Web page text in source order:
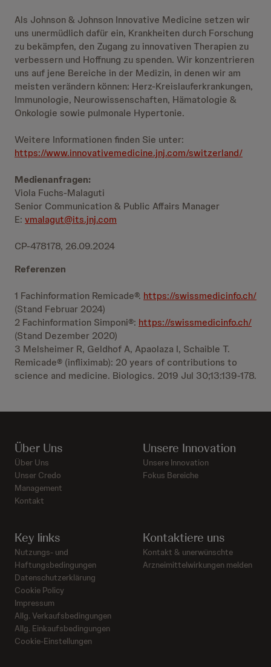
Als Johnson & Johnson Innovative Medicine setzen wir
uns unermüdlich dafür ein, Krankheiten durch Forschung
zu bekämpfen, den Zugang zu innovativen Therapien zu
verbessern und Hoffnung zu spenden. Wir konzentrieren
uns auf jene Bereiche in der Medizin, in denen wir am
meisten verändern können: Herz-Kreislauferkrankungen,
Immunologie, Neurowissenschaften, Hämatologie &
Onkologie sowie pulmonale Hypertonie.
Weitere Informationen finden Sie unter:
https://www.innovativemedicine.jnj.com/switzerland/
Medienanfragen:
Viola Fuchs-Malaguti
Senior Communication & Public Affairs Manager
E: vmalagut@its.jnj.com
CP-478178, 26.09.2024
Referenzen
1 Fachinformation Remicade®. https://swissmedicinfo.ch/
(Stand Februar 2024)
2 Fachinformation Simponi®: https://swissmedicinfo.ch/
(Stand Dezember 2020)
3 Melsheimer R, Geldhof A, Apaolaza I, Schaible T.
Remicade® (infliximab): 20 years of contributions to
science and medicine. Biologics. 2019 Jul 30;13:139-178.
Über Uns
Über Uns
Unser Credo
Management
Kontakt
Unsere Innovation
Unsere Innovation
Fokus Bereiche
Kontaktiere uns
Kontakt & unerwünschte
Arzneimittelwirkungen melden
Key links
Nutzungs- und
Haftungsbedingungen
Datenschutzerklärung
Cookie Policy
Impressum
Allg. Verkaufsbedingungen
Allg. Einkaufsbedingungen
Cookie-Einstellungen